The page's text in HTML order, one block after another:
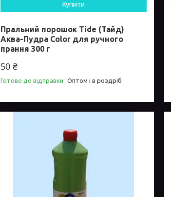
Купити
Пральний порошок Tide (Тайд)
Аква-Пудра Color для ручного
прання 300 г
50 ₴
Готово до відправки Оптом і в роздріб